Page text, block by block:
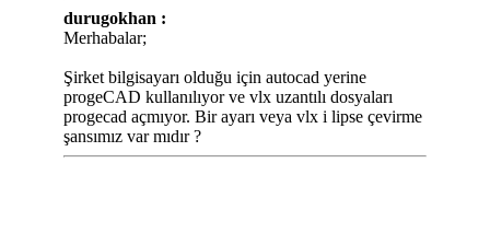
durugokhan :
Merhabalar;
Şirket bilgisayarı olduğu için autocad yerine
progeCAD kullanılıyor ve vlx uzantılı dosyaları
progecad açmıyor. Bir ayarı veya vlx i lipse çevirme
şansımız var mıdır ?